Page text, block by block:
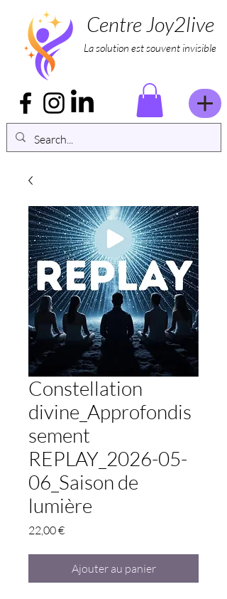
Centre Joy2live
La solution est souvent invisible
Constellation
divine_Approfondis
sement
REPLAY_2026-05-
06_Saison de
lumière
22,00 €Prix
Ajouter au panier